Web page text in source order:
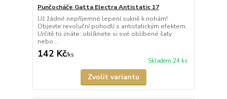
Punčocháče Gatta Electra Antistatic 17
Už žádné nepříjemné lepení sukně k nohám!
Objevte revoluční pohodlí s antistatickým efektem.
Určitě to znáte: oblíknete si své oblíbené šaty
nebo...
142 Kč/ks
Skladem 24 ks
Zvolit variantu